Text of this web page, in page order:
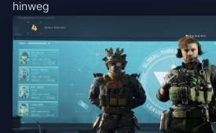
hinweg